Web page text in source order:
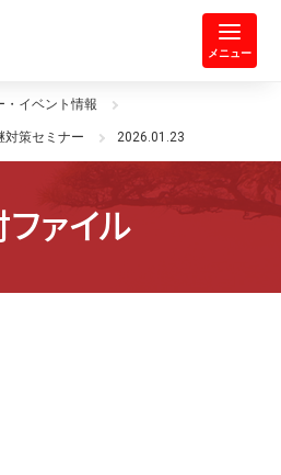
岸和田商工会議所 | 人・祭り・城。
メニュー
・イベント情報
対策セミナー 2026.01.23
ァイル